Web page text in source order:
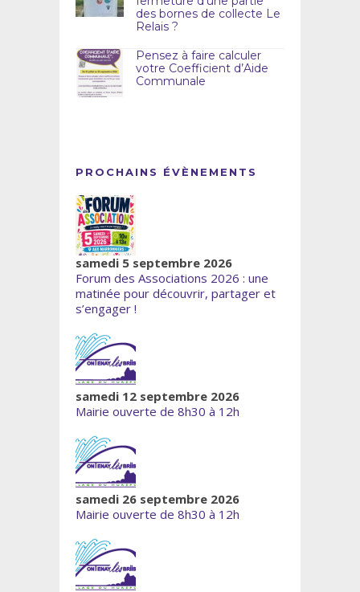
des bornes de collecte Le
Relais ?
Pensez à faire calculer
votre Coefficient d’Aide
Communale
PROCHAINS ÉVÈNEMENTS
samedi 5 septembre 2026
Forum des Associations 2026 : une
matinée pour découvrir, partager et
s’engager !
samedi 12 septembre 2026
Mairie ouverte de 8h30 à 12h
samedi 26 septembre 2026
Mairie ouverte de 8h30 à 12h